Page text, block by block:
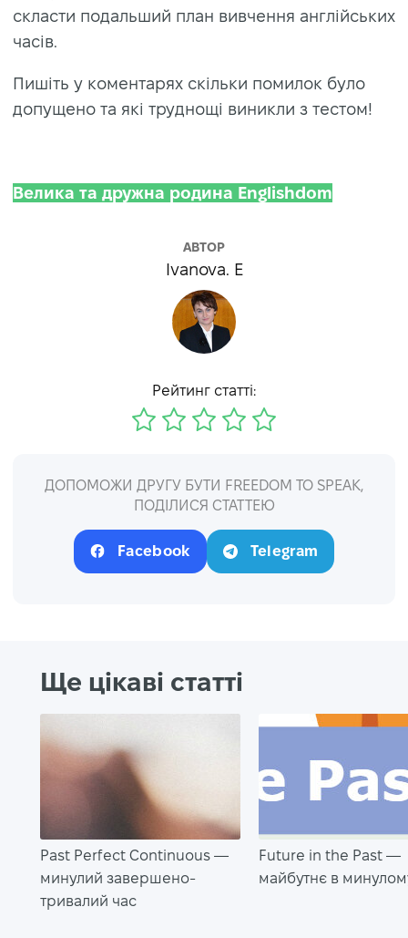
скласти подальший план вивчення англійських
часів.
Пишіть у коментарях скільки помилок було
допущено та які труднощі виникли з тестом!
Велика та дружна родина Englishdom
АВТОР
Ivanova. E
Рейтинг статті:
ДОПОМОЖИ ДРУГУ БУТИ FREEDOM TO SPEAK,
ПОДІЛИСЯ СТАТТЕЮ
Facebook Telegram
Ще цікаві статті
Past Perfect Continuous —
минулий завершено-
тривалий час
Future in the Past —
майбутнє в